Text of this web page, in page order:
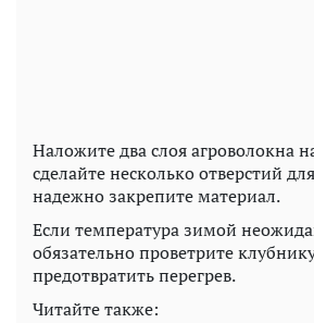
Наложите два слоя агроволокна
сделайте несколько отверстий
надежно закрепите материал.
Если температура зимой
обязательно проветрите
предотвратить перегрев.
Читайте также: